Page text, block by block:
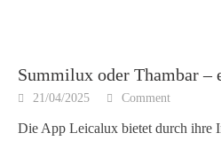
Summilux oder Thambar –
21/04/2025 Comment
Die App Leicalux bietet durch ihre